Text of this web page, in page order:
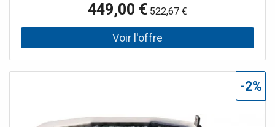
fabrication Chine, Filtre À cartouche, Débit horaire max
pompe 1325L/h, Bâche de protection Incluse, Doseur de
chlore De série, Module Led (en dotation)
449,00 € 522,67 €
-2%